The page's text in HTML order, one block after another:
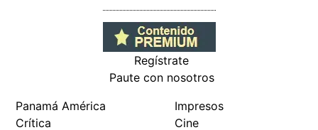
Regístrate
Paute con nosotros
Panamá América
Crítica
Impresos
Cine